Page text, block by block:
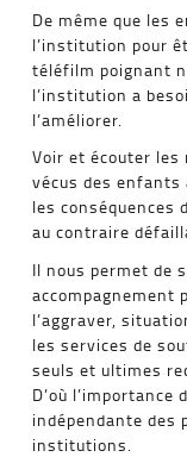
De même que les
l’institution pour
téléfilm poignant
l’institution a
l’améliorer.
Voir et écouter
vécus des enfants
les conséquences
au contraire
Il nous permet de
accompagnement
l’aggraver,
les services de
seuls et ultimes
D’où
indépendante des
institutions.